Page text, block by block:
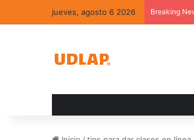
jueves, agosto 6 2026 Breaking